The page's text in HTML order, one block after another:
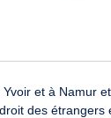
et à Namur
des